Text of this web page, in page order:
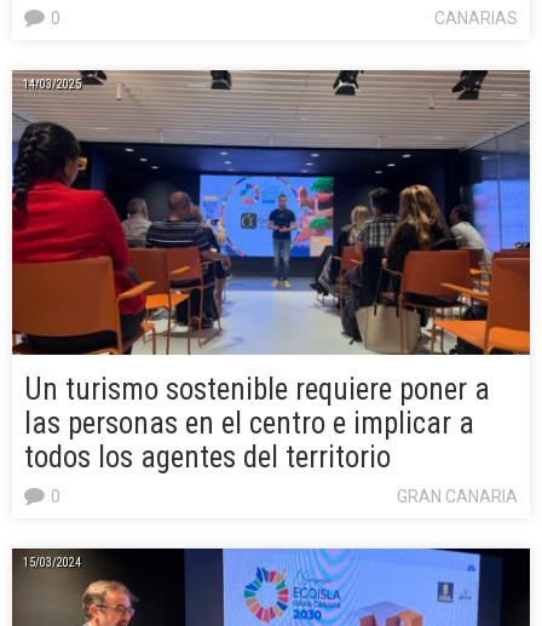
CANARIAS
0
14/03/2025
Un turismo sostenible requiere poner a
las personas en el centro e implicar a
todos los agentes del territorio
GRAN CANARIA
0
15/03/2024